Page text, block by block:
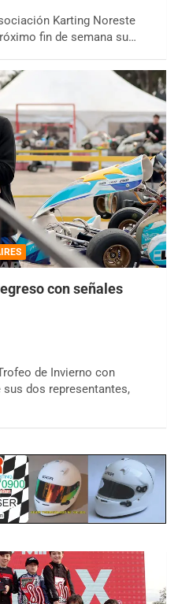
Karting Noreste
fin de semana su…
con señales
de Invierno con
dos representantes,